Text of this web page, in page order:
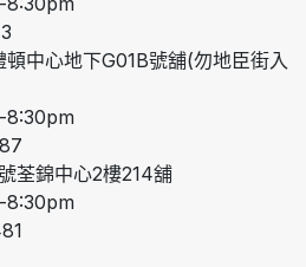
中心地下G01B號舖(勿地臣街入
8:30pm
荃錦中心2樓214舖
8:30pm